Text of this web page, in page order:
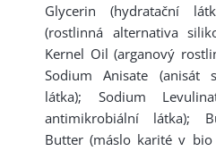
Glycerin (hydratační
(rostlinná alternativa
Kernel Oil (arganový
Sodium Anisate (anisát
látka); Sodium
antimikrobiální látka);
Butter (máslo karité v